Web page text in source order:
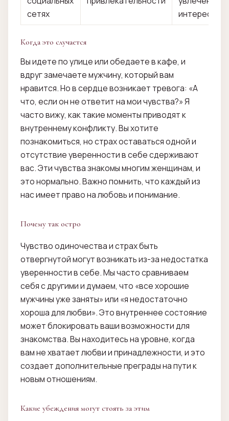
сетях
интересы
Когда это случается
Вы идете по улице или обедаете в кафе, и
вдруг замечаете мужчину, который вам
нравится. Но в сердце возникает тревога: «А
что, если он не ответит на мои чувства?» Я
часто вижу, как такие моменты приводят к
внутреннему конфликту. Вы хотите
познакомиться, но страх оставаться одной и
отсутствие уверенности в себе сдерживают
вас. Эти чувства знакомы многим женщинам, и
это нормально. Важно помнить, что каждый из
нас имеет право на любовь и понимание.
Почему так остро
Чувство одиночества и страх быть
отвергнутой могут возникать из-за недостатка
уверенности в себе. Мы часто сравниваем
себя с другими и думаем, что «все хорошие
мужчины уже заняты» или «я недостаточно
хороша для любви». Это внутреннее состояние
может блокировать ваши возможности для
знакомства. Вы находитесь на уровне, когда
вам не хватает любви и принадлежности, и это
создает дополнительные преграды на пути к
новым отношениям.
Какие убеждения могут стоять за этим